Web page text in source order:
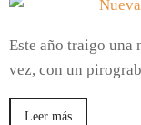
Este año traigo una
vez, con un
Leer más